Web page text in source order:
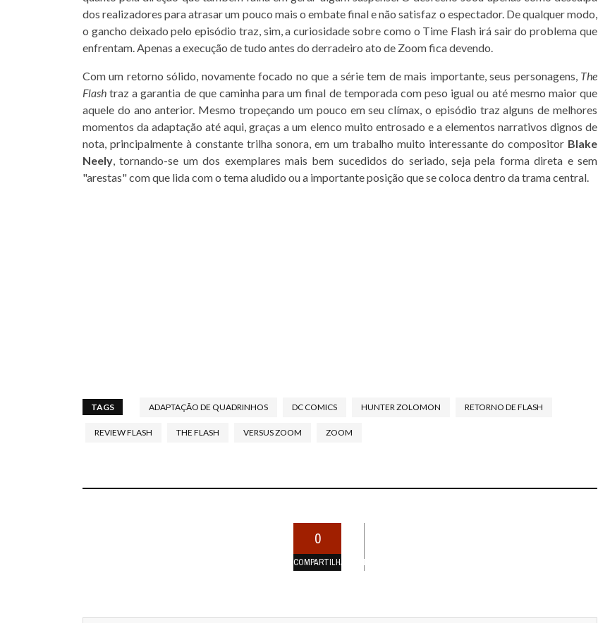
dos realizadores para atrasar um pouco mais o embate final e não satisfaz o espectador. De qualquer modo,
o gancho deixado pelo episódio traz, sim, a curiosidade sobre como o Time Flash irá sair do problema que
enfrentam. Apenas a execução de tudo antes do derradeiro ato de Zoom fica devendo.
Com um retorno sólido, novamente focado no que a série tem de mais importante, seus personagens, The
Flash traz a garantia de que caminha para um final de temporada com peso igual ou até mesmo maior que
aquele do ano anterior. Mesmo tropeçando um pouco em seu clímax, o episódio traz alguns de melhores
momentos da adaptação até aqui, graças a um elenco muito entrosado e a elementos narrativos dignos de
nota, principalmente à constante trilha sonora, em um trabalho muito interessante do compositor Blake
Neely, tornando-se um dos exemplares mais bem sucedidos do seriado, seja pela forma direta e sem
"arestas" com que lida com o tema aludido ou a importante posição que se coloca dentro da trama central.
TAGS ADAPTAÇÃO DE QUADRINHOS DC COMICS HUNTER ZOLOMON RETORNO DE FLASH
REVIEW FLASH THE FLASH VERSUS ZOOM ZOOM
0
COMPARTILHAMENTOS